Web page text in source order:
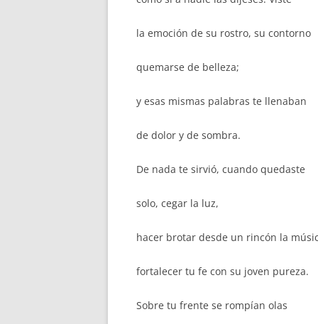
la emoción de su rostro, su contorno
quemarse de belleza;
y esas mismas palabras te llenaban
de dolor y de sombra.
De nada te sirvió, cuando quedaste
solo, cegar la luz,
hacer brotar desde un rincón la
fortalecer tu fe con su joven pureza.
Sobre tu frente se rompían olas